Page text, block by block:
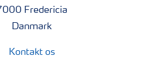
Fredericia
Danmark
Kontakt os